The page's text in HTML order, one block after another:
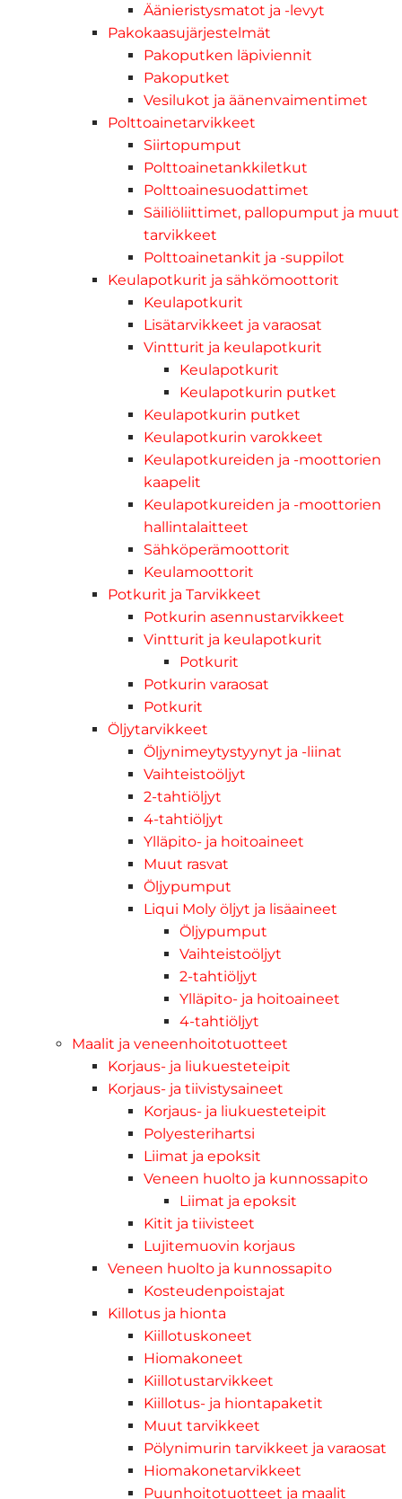
Äänieristysmatot ja -levyt
Pakokaasujärjestelmät
Pakoputken läpiviennit
Pakoputket
Vesilukot ja äänenvaimentimet
Polttoainetarvikkeet
Siirtopumput
Polttoainetankkiletkut
Polttoainesuodattimet
Säiliöliittimet, pallopumput ja muut
tarvikkeet
Polttoainetankit ja -suppilot
Keulapotkurit ja sähkömoottorit
Keulapotkurit
Lisätarvikkeet ja varaosat
Vintturit ja keulapotkurit
Keulapotkurit
Keulapotkurin putket
Keulapotkurin putket
Keulapotkurin varokkeet
Keulapotkureiden ja -moottorien
kaapelit
Keulapotkureiden ja -moottorien
hallintalaitteet
Sähköperämoottorit
Keulamoottorit
Potkurit ja Tarvikkeet
Potkurin asennustarvikkeet
Vintturit ja keulapotkurit
Potkurit
Potkurin varaosat
Potkurit
Öljytarvikkeet
Öljynimeytystyynyt ja -liinat
Vaihteistoöljyt
2-tahtiöljyt
4-tahtiöljyt
Ylläpito- ja hoitoaineet
Muut rasvat
Öljypumput
Liqui Moly öljyt ja lisäaineet
Öljypumput
Vaihteistoöljyt
2-tahtiöljyt
Ylläpito- ja hoitoaineet
4-tahtiöljyt
Maalit ja veneenhoitotuotteet
Korjaus- ja liukuesteteipit
Korjaus- ja tiivistysaineet
Korjaus- ja liukuesteteipit
Polyesterihartsi
Liimat ja epoksit
Veneen huolto ja kunnossapito
Liimat ja epoksit
Kitit ja tiivisteet
Lujitemuovin korjaus
Veneen huolto ja kunnossapito
Kosteudenpoistajat
Killotus ja hionta
Kiillotuskoneet
Hiomakoneet
Kiillotustarvikkeet
Kiillotus- ja hiontapaketit
Muut tarvikkeet
Pölynimurin tarvikkeet ja varaosat
Hiomakonetarvikkeet
Puunhoitotuotteet ja maalit